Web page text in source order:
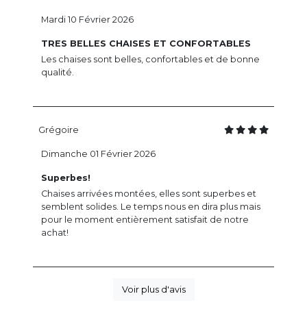
TRES BELLES CHAISES ET CONFORTABLES
Les chaises sont belles, confortables et de bonne
qualité.
Mardi 10 Février 2026
Grégoire
Superbes!
Chaises arrivées montées, elles sont superbes et
semblent solides. Le temps nous en dira plus mais
pour le moment entièrement satisfait de notre
achat!
Dimanche 01 Février 2026
Voir plus d'avis